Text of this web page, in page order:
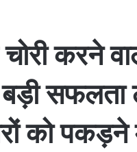
करने
सफलता
को पकड़ने